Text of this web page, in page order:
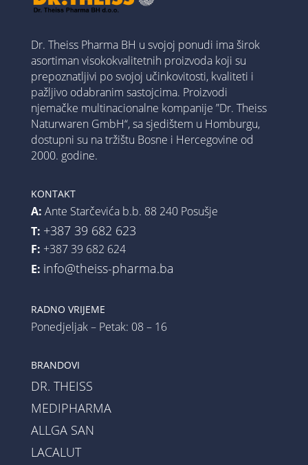
Dr. Theiss Pharma BH u svojoj ponudi ima širok
asortiman visokokvalitetnih proizvoda koji su
prepoznatljivi po svojoj učinkovitosti, kvaliteti i
pažljivo odabranim sastojcima. Proizvodi
njemačke multinacionalne kompanije ”Dr. Theiss
Naturwaren GmbH“, sa sjedištem u Homburgu,
dostupni su na tržištu Bosne i Hercegovine od
2000. godine.
KONTAKT
A: Ante Starčevića b.b. 88 240 Posušje
T: +387 39 682 623
F: +387 39 682 624
E: info@theiss-pharma.ba
RADNO VRIJEME
Ponedjeljak – Petak: 08 – 16
BRANDOVI
DR. THEISS
MEDIPHARMA
ALLGA SAN
LACALUT